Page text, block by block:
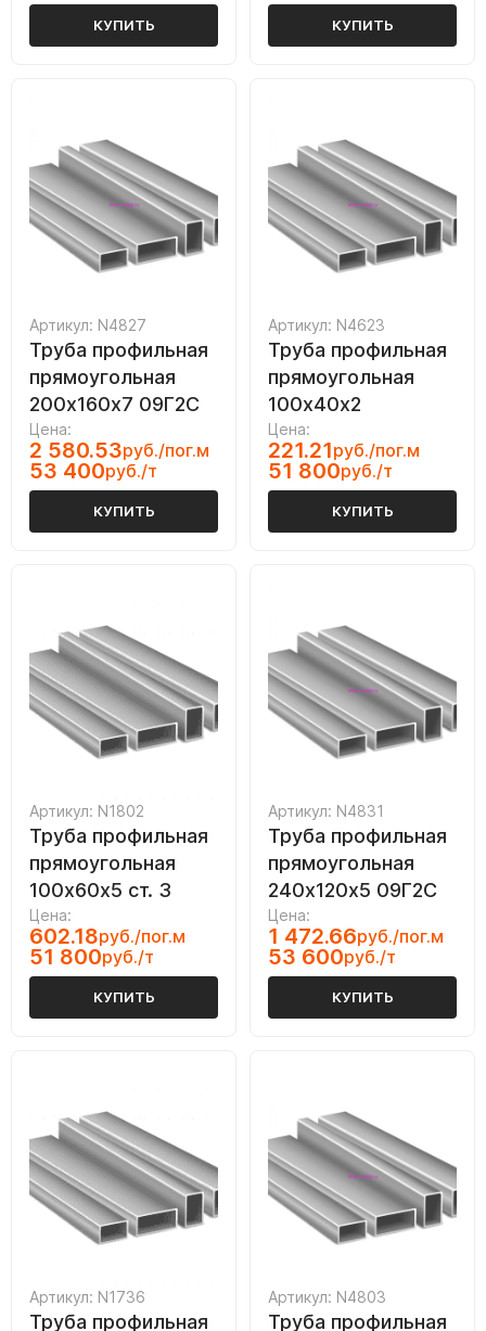
КУПИТЬ КУПИТЬ
Артикул: N4827
Труба профильная
прямоугольная
200х160х7 09Г2С
Цена:
2 580.53руб./пог.м
53 400руб./т
КУПИТЬ
Артикул: N4623
Труба профильная
прямоугольная
100х40х2
Цена:
221.21руб./пог.м
51 800руб./т
КУПИТЬ
Артикул: N1802
Труба профильная
прямоугольная
100х60х5 ст. 3
Цена:
602.18руб./пог.м
51 800руб./т
КУПИТЬ
Артикул: N4831
Труба профильная
прямоугольная
240х120х5 09Г2С
Цена:
1 472.66руб./пог.м
53 600руб./т
КУПИТЬ
Артикул: N1736
Труба профильная
Артикул: N4803
Труба профильная